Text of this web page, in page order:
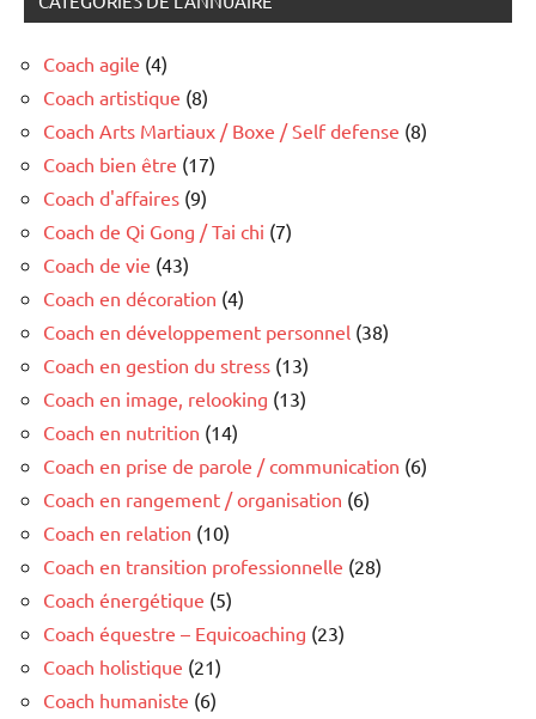
Coach agile (4)
Coach artistique (8)
Coach Arts Martiaux / Boxe / Self defense (8)
Coach bien être (17)
Coach d'affaires (9)
Coach de Qi Gong / Tai chi (7)
Coach de vie (43)
Coach en décoration (4)
Coach en développement personnel (38)
Coach en gestion du stress (13)
Coach en image, relooking (13)
Coach en nutrition (14)
Coach en prise de parole / communication (6)
Coach en rangement / organisation (6)
Coach en relation (10)
Coach en transition professionnelle (28)
Coach énergétique (5)
Coach équestre – Equicoaching (23)
Coach holistique (21)
Coach humaniste (6)